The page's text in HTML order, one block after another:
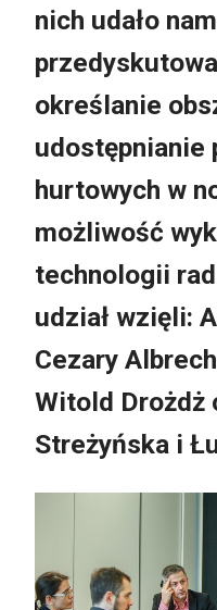
nich udało
określanie
udostępnianie
hurtowych w
możliwość
technologii
udział wzięli:
Cezary
Witold Drożdż
Streżyńska i